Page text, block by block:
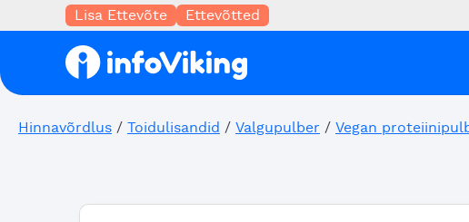
Lisa Ettevõte Ettevõtted
Hinnavõrdlus / Toidulisandid / Valgupulber / Vegan